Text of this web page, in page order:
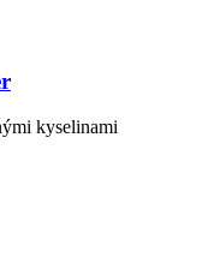
kyselinami